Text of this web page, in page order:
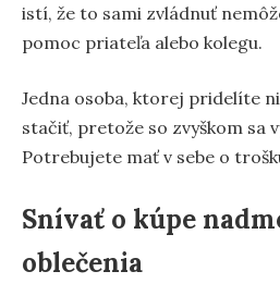
istí, že to sami zvládnuť
pomoc priateľa alebo kolegu.
Jedna osoba, ktorej pridelíte
stačiť, pretože so zvyškom sa
Potrebujete mať v sebe o
Snívať o kúpe
oblečenia